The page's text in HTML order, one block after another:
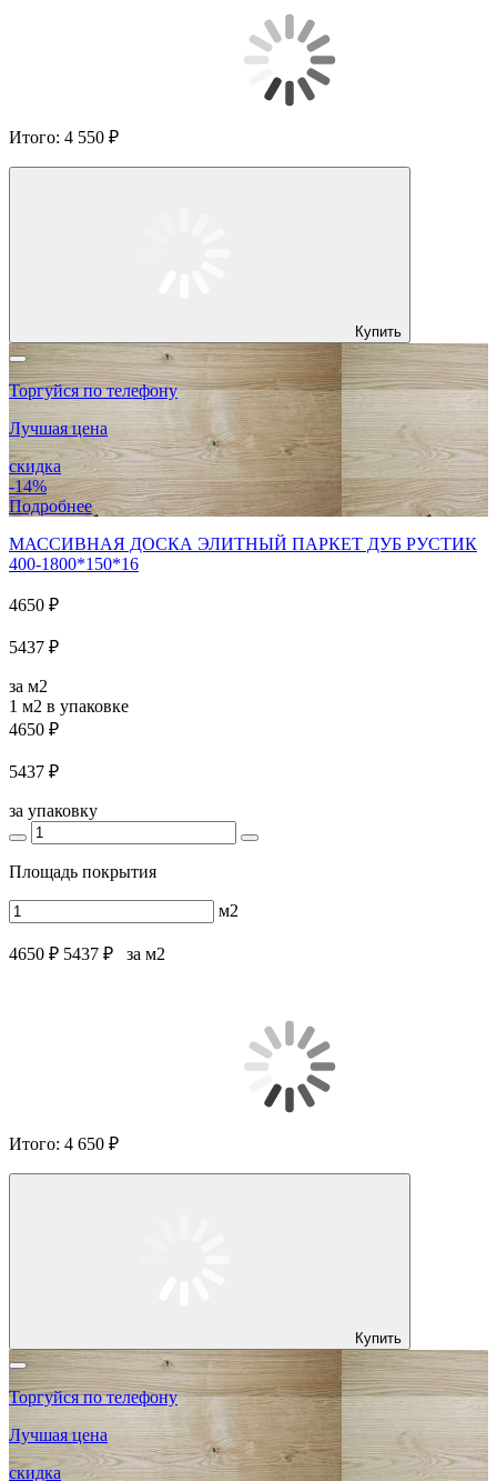
Итого: 4 550 ₽
Купить
Торгуйся по телефону
Лучшая цена
скидка
-14%
Подробнее
МАССИВНАЯ ДОСКА ЭЛИТНЫЙ ПАРКЕТ ДУБ РУСТИК
400-1800*150*16
4650 ₽
5437 ₽
за м2
1 м2 в упаковке
4650 ₽
5437 ₽
за упаковку
Площадь покрытия
м2
4650 ₽ 5437 ₽ за м2
Итого: 4 650 ₽
Купить
Торгуйся по телефону
Лучшая цена
скидка